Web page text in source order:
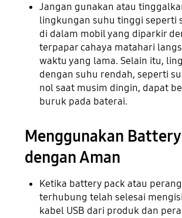
Jangan gunakan atau
lingkungan suhu tinggi seperti
di dalam mobil yang diparkir
terpapar cahaya matahari
waktu yang lama. Selain itu,
dengan suhu rendah, seperti
nol saat musim dingin, dapat
buruk pada baterai.
Menggunakan
dengan Aman
Ketika battery pack atau
terhubung telah selesai
kabel USB dari produk dan